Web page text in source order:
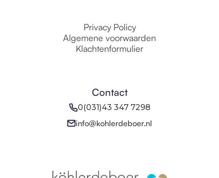
Privacy Policy
Algemene voorwaarden
Klachtenformulier
Contact
0(031)43 347 7298
info@kohlerdeboer.nl